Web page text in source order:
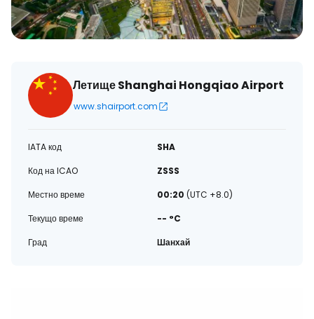
Летище Shanghai Hongqiao Airport
www.shairport.com
IATA код
SHA
Код на ICAO
ZSSS
Местно време
00:20 (UTC +8.0)
Текущо време
-- °C
Град
Шанхай